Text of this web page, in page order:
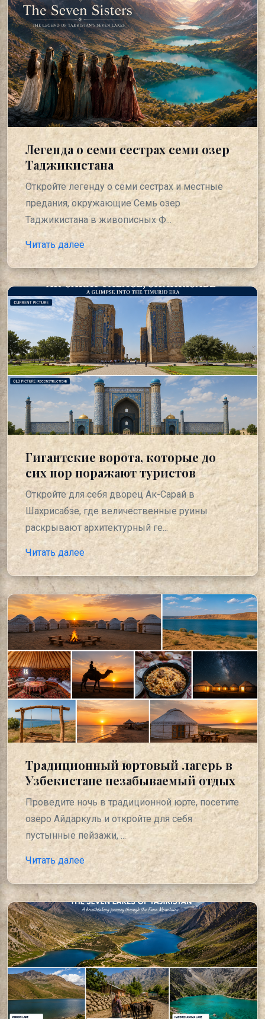
Легенда о семи сестрах семи озер
Таджикистана
Откройте легенду о семи сестрах и местные
предания, окружающие Семь озер
Таджикистана в живописных Ф...
Читать далее
Гигантские ворота, которые до
сих пор поражают туристов
Откройте для себя дворец Ак-Сарай в
Шахрисабзе, где величественные руины
раскрывают архитектурный ге...
Читать далее
Традиционный юртовый лагерь в
Узбекистане незабываемый отдых
Проведите ночь в традиционной юрте, посетите
озеро Айдаркуль и откройте для себя
пустынные пейзажи, ...
Читать далее